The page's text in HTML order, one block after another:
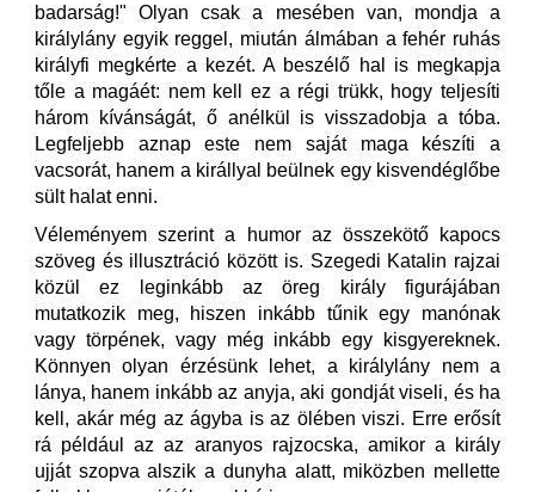
badarság!" Olyan csak a mesében van, mondja a
királylány egyik reggel, miután álmában a fehér ruhás
királyfi megkérte a kezét. A beszélő hal is megkapja
tőle a magáét: nem kell ez a régi trükk, hogy teljesíti
három kívánságát, ő anélkül is visszadobja a tóba.
Legfeljebb aznap este nem saját maga készíti a
vacsorát, hanem a királlyal beülnek egy kisvendéglőbe
sült halat enni.
Véleményem szerint a humor az összekötő kapocs
szöveg és illusztráció között is. Szegedi Katalin rajzai
közül ez leginkább az öreg király figurájában
mutatkozik meg, hiszen inkább tűnik egy manónak
vagy törpének, vagy még inkább egy kisgyereknek.
Könnyen olyan érzésünk lehet, a királylány nem a
lánya, hanem inkább az anyja, aki gondját viseli, és ha
kell, akár még az ágyba is az ölében viszi. Erre erősít
rá például az az aranyos rajzocska, amikor a király
ujját szopva alszik a dunyha alatt, miközben mellette